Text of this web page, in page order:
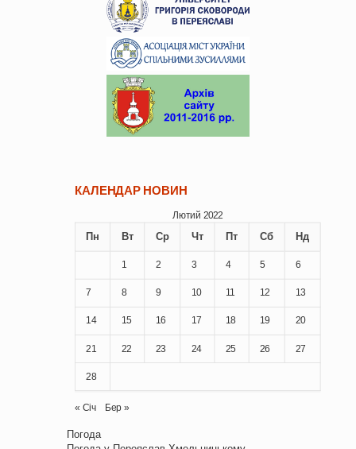
КАЛЕНДАР НОВИН
Лютий 2022
Пн Вт Ср Чт Пт Сб Нд
1 2 3 4 5 6
7 8 9 10 11 12 13
14 15 16 17 18 19 20
21 22 23 24 25 26 27
28
« Січ Бер »
Погода